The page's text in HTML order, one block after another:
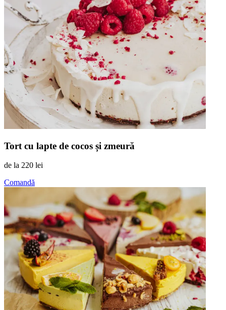
Tort cu lapte de cocos și zmeură
de la 220 lei
Comandă